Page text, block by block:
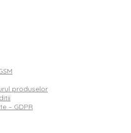
produselor
– GDPR